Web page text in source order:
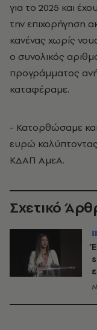
για το 2025 και
την επιχορήγηση
κανένας χωρίς
ο συνολικός
προγράμματος
καταφέραμε.
- Κατορθώσαμε
ευρώ
ΚΔΑΠ ΑμεΑ.
Σχετικό